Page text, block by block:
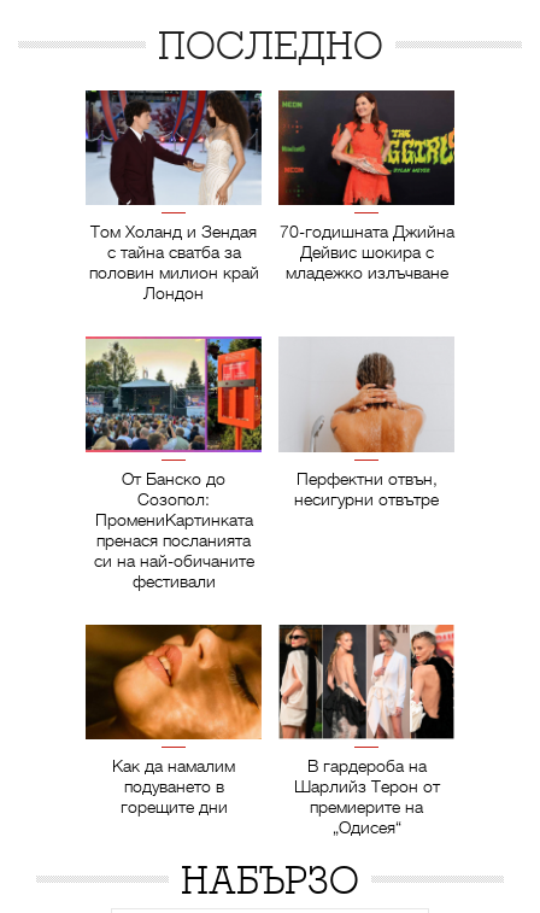
ПОСЛЕДНО
Том Холанд и Зендая
с тайна сватба за
половин милион край
Лондон
70-годишната Джийна
Дейвис шокира с
младежко излъчване
От Банско до
Созопол:
ПромениКартинката
пренася посланията
си на най-обичаните
фестивали
Перфектни отвън,
несигурни отвътре
Как да намалим
подуването в
горещите дни
В гардероба на
Шарлийз Терон от
премиерите на
„Одисея“
НАБЪРЗО